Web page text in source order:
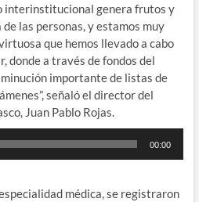
interinstitucional genera frutos y
las personas, y estamos muy
que hemos llevado a cabo
donde a través de fondos del
importante de listas de
señaló el director del
Juan Pablo Rojas.
00:00
médica, se registraron